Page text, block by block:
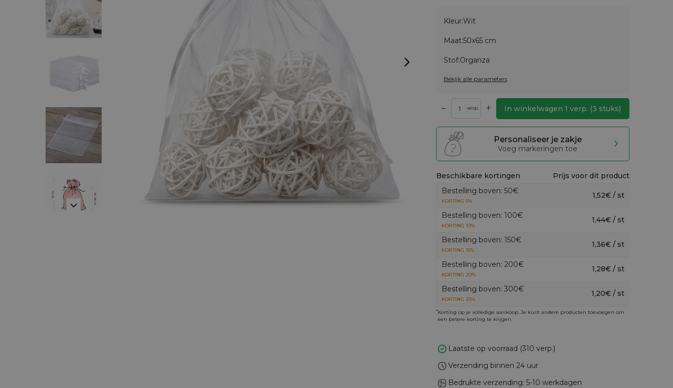
Kleur:Wit
Maat:50x65 cm
Stof:Organza
Bekijk alle parameters
– verp. + In winkelwagen1 verp. (3 stuks)
Personaliseer je zakje
Voeg markeringen toe
Beschikbare kortingen
Prijs voor dit product
Bestelling boven: 50€
KORTING 5%
1,52€ / st
Bestelling boven: 100€
KORTING 10%
1,44€ / st
Bestelling boven: 150€
KORTING 15%
1,36€ / st
Bestelling boven: 200€
KORTING 20%
1,28€ / st
Bestelling boven: 300€
KORTING 25%
1,20€ / st
*Korting op je volledige aankoop. Je kunt andere producten toevoegen om
een betere korting te krijgen.
Laatste op voorraad (310 verp.)
Verzending binnen 24 uur
Bedrukte verzending: 5-10 werkdagen